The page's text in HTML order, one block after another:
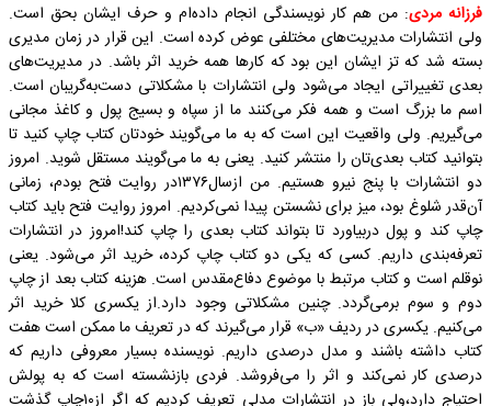
فرزانه مردی: من هم کار نویسندگی انجام داده‌ام و حرف ایشان بحق است.
ولی انتشارات مدیریت‌های مختلفی عوض کرده است. این قرار در زمان مدیری
بسته شد که تز ایشان این بود که کار‌ها همه خرید اثر باشد. در مدیریت‌های
بعدی تغییراتی ایجاد می‌شود ولی انتشارات با مشکلاتی دست‌به‌گریبان است.
اسم ما بزرگ است و همه فکر می‌کنند ما از سپاه و بسیج پول و کاغذ مجانی
می‌گیریم. ولی واقعیت این است که به ما می‌گویند خودتان کتاب چاپ کنید تا
بتوانید کتاب بعدی‌تان را منتشر کنید. یعنی به ما می‌گویند مستقل شوید. امروز
دو انتشارات با پنج نیرو هستیم. من ازسال۱۳۷۶در روایت فتح بودم، زمانی
آن‌قدر شلوغ بود، میز برای نشستن پیدا نمی‌کردیم. امروز روایت فتح باید کتاب
چاپ کند و پول دربیاورد تا بتواند کتاب بعدی را چاپ کند!امروز در انتشارات
تعرفه‌بندی داریم. کسی که یکی دو کتاب چاپ کرده، خرید اثر می‌شود. یعنی
نوقلم است و کتاب مرتبط با موضوع دفاع‌مقدس است. هزینه کتاب بعد از چاپ
دوم و سوم برمی‌گردد. چنین مشکلاتی وجود دارد.از یکسری کلا خرید اثر
می‌کنیم. یکسری در ردیف «ب» قرار می‌گیرند که در تعریف ما ممکن است هفت
کتاب داشته باشند و مدل درصدی داریم. نویسنده بسیار معروفی داریم که
درصدی کار نمی‌کند و اثر را می‌فروشد. فردی بازنشسته است که به پولش
احتیاج دارد،ولی باز در انتشارات مدلی تعریف کردیم که اگر از۱۰چاپ گذشت